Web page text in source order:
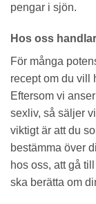
pengar i sjön.
Hos oss
För många
recept om du vill
Eftersom vi
sexliv, så säljer
viktigt är att du
bestämma över
hos oss, att gå
ska berätta om